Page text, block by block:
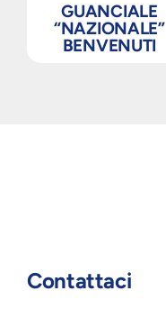
GUANCIALE
“NAZIONALE”
BENVENUTI
Contattaci